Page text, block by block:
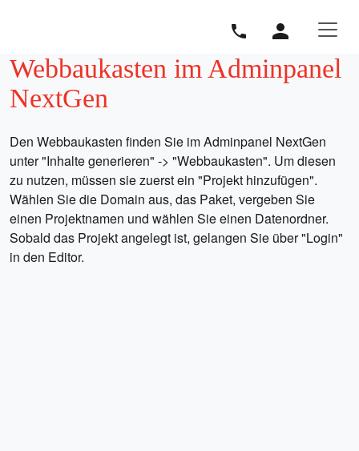
Webbaukasten im Adminpanel
NextGen
Den Webbaukasten finden Sie im Adminpanel NextGen
unter "Inhalte generieren" -> "Webbaukasten". Um
diesen zu nutzen, müssen sie zuerst ein "Projekt
hinzufügen". Wählen Sie die Domain aus, das Paket,
vergeben Sie einen Projektnamen und wählen Sie einen
Datenordner. Sobald das Projekt angelegt ist, gelangen
Sie über "Login" in den Editor.